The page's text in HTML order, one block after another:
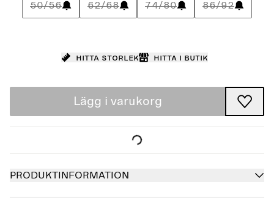
50/56 62/68 74/80 86/92
Hitta storlek Hitta i butik
Lägg i varukorg
PRODUKTINFORMATION